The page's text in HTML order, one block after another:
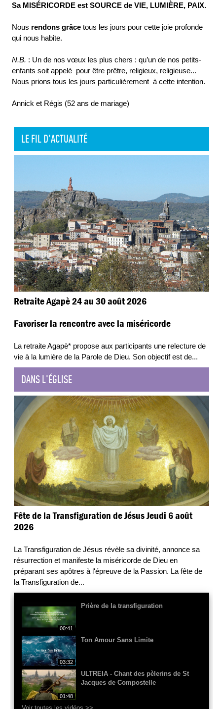
Sa MISÉRICORDE est SOURCE de VIE, LUMIÈRE, PAIX.
Nous rendons grâce tous les jours pour cette joie profonde
qui nous habite.
N.B. : Un de nos vœux les plus chers : qu’un de nos petits-
enfants soit appelé pour être prêtre, religieux, religieuse...
Nous prions tous les jours particulièrement à cette intention.
Annick et Régis (52 ans de mariage)
LE FIL D'ACTUALITÉ
Retraite Agapè 24 au 30 août 2026
Favoriser la rencontre avec la miséricorde
La retraite Agapè* propose aux participants une relecture de
vie à la lumière de la Parole de Dieu. Son objectif est de...
DANS L'ÉGLISE
Fête de la Transfiguration de Jésus Jeudi 6 août
2026
La Transfiguration de Jésus révèle sa divinité, annonce sa
résurrection et manifeste la miséricorde de Dieu en
préparant ses apôtres à l'épreuve de la Passion. La fête de
la Transfiguration de...
00:41
Prière de la transfiguration
03:32
Ton Amour Sans Limite
01:48
ULTREIA - Chant des pèlerins de St
Jacques de Compostelle